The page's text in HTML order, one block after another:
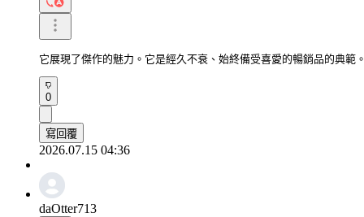
它展現了傑作的魅力。它是經久不衰、始終備受喜愛的暢銷品的典範
0
寫回覆
2026.07.15 04:36
daOtter713